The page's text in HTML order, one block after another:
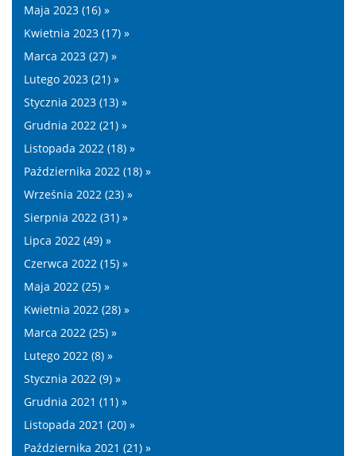
Maja 2023 (16) »
Kwietnia 2023 (17) »
Marca 2023 (27) »
Lutego 2023 (21) »
Stycznia 2023 (13) »
Grudnia 2022 (21) »
Listopada 2022 (18) »
Października 2022 (18) »
Września 2022 (23) »
Sierpnia 2022 (31) »
Lipca 2022 (49) »
Czerwca 2022 (15) »
Maja 2022 (25) »
Kwietnia 2022 (28) »
Marca 2022 (25) »
Lutego 2022 (8) »
Stycznia 2022 (9) »
Grudnia 2021 (11) »
Listopada 2021 (20) »
Października 2021 (21) »